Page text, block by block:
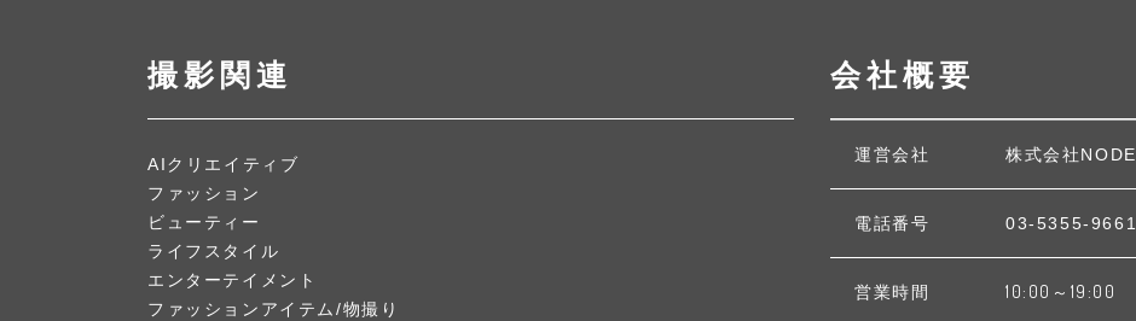
撮影関連
AIクリエイティブ
ファッション
ビューティー
ライフスタイル
エンターテイメント
ファッションアイテム/物撮り
会社概要
運営会社 株式会社NODE
電話番号 03-5355-9661
営業時間 10:00～19:00